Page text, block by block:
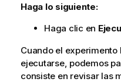
Haga lo siguiente:
Haga clic en
Cuando el
ejecutarse, podemos
consiste en revisar las